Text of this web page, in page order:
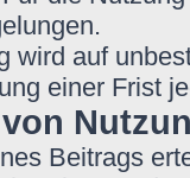
wird auf
einer Frist
Beitrags